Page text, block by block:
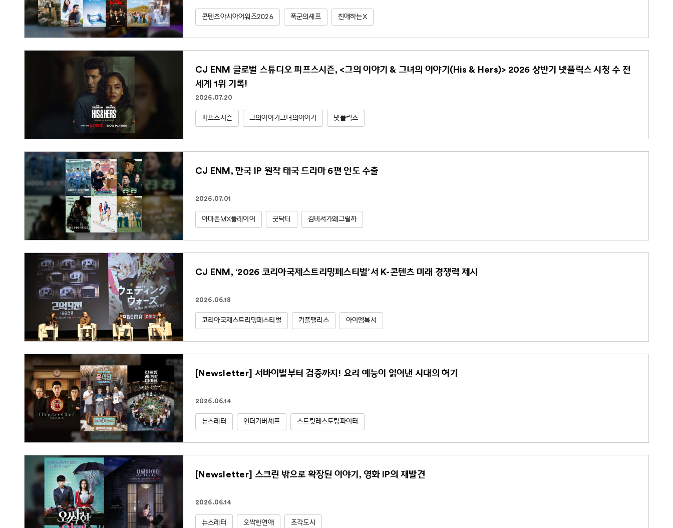
콘텐츠아시아어워즈2026 폭군의셰프 친애하는X
CJ ENM 글로벌 스튜디오 피프스시즌, <그의 이야기 & 그녀의 이야기(His & Hers)> 2026 상반기 넷플릭스 시청 수 전
세계 1위 기록!
2026.07.20
피프스시즌 그의이야기그녀의이야기 넷플릭스
CJ ENM, 한국 IP 원작 태국 드라마 6편 인도 수출
2026.07.01
아마존MX플레이어 굿닥터 김비서가왜그럴까
CJ ENM, ‘2026 코리아국제스트리밍페스티벌’서 K-콘텐츠 미래 경쟁력 제시
2026.06.18
코리아국제스트리밍페스티벌 커플팰리스 아이엠복서
[Newsletter] 서바이벌부터 검증까지! 요리 예능이 읽어낸 시대의 허기
2026.06.14
뉴스레터 언더커버셰프 스트릿레스토랑파이터
[Newsletter] 스크린 밖으로 확장된 이야기, 영화 IP의 재발견
2026.06.14
뉴스레터 오싹한연애 조각도시